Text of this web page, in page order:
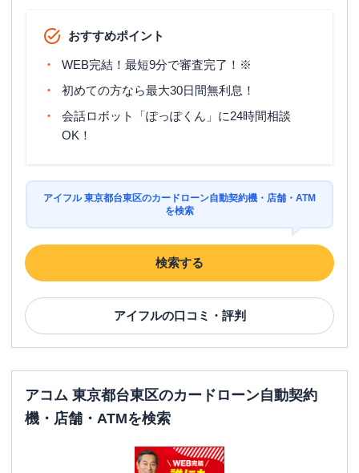
おすすめポイント
WEB完結！最短9分で審査完了！※
初めての方なら最大30日間無利息！
会話ロボット「ぽっぽくん」に24時間相談
OK！
アイフル 東京都台東区のカードローン自動契約機・店舗・ATM
を検索
検索する
アイフルの口コミ・評判
アコム 東京都台東区のカードローン自動契約
機・店舗・ATMを検索